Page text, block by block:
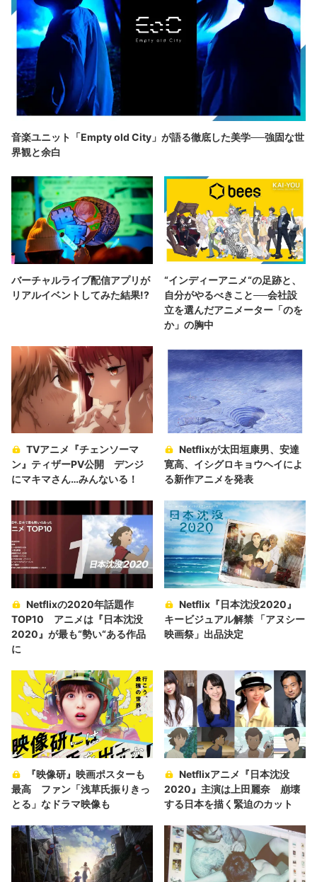
音楽ユニット「Empty old City」が語る徹底した美学──強固な世
界観と余白
バーチャルライブ配信アプリが
リアルイベントしてみた結果!?
“インディーアニメ“の足跡と、
自分がやるべきこと──会社設
立を選んだアニメーター「のを
か」の胸中
TVアニメ『チェンソーマ
ン』ティザーPV公開 デンジ
にマキマさん…みんないる！
Netflixが太田垣康男、安達
寛高、イシグロキョウヘイによ
る新作アニメを発表
Netflixの2020年話題作
TOP10 アニメは『日本沈没
2020』が最も“勢い“ある作品
に
Netflix『日本沈没2020』
キービジュアル解禁 「アヌシー
映画祭」出品決定
『映像研』映画ポスターも
最高 ファン「浅草氏振りきっ
とる」なドラマ映像も
Netflixアニメ『日本沈没
2020』主演は上田麗奈 崩壊
する日本を描く緊迫のカット